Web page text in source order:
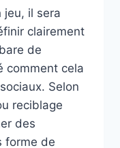
jeu, il sera
clairement
de
comment cela
Selon
reciblage
des
forme de